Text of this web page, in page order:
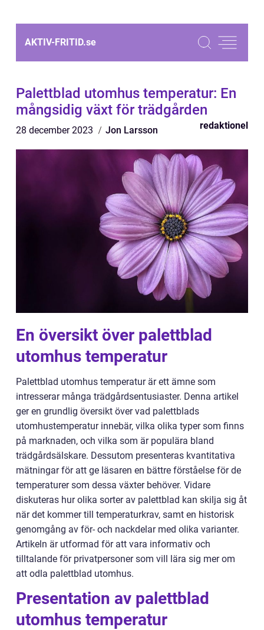
AKTIV-FRITID.se
Palettblad utomhus temperatur: En
mångsidig växt för trädgården
28 december 2023 Jon Larsson redaktionel
En översikt över palettblad
utomhus temperatur
Palettblad utomhus temperatur är ett ämne som
intresserar många trädgårdsentusiaster. Denna artikel
ger en grundlig översikt över vad palettblads
utomhustemperatur innebär, vilka olika typer som finns
på marknaden, och vilka som är populära bland
trädgårdsälskare. Dessutom presenteras kvantitativa
mätningar för att ge läsaren en bättre förståelse för de
temperaturer som dessa växter behöver. Vidare
diskuteras hur olika sorter av palettblad kan skilja sig åt
när det kommer till temperaturkrav, samt en historisk
genomgång av för- och nackdelar med olika varianter.
Artikeln är utformad för att vara informativ och
tilltalande för privatpersoner som vill lära sig mer om
att odla palettblad utomhus.
Presentation av palettblad
utomhus temperatur